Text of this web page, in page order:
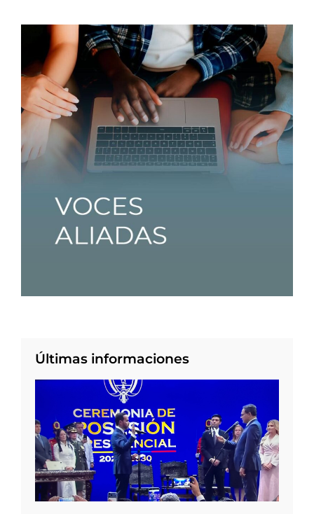
Últimas informaciones